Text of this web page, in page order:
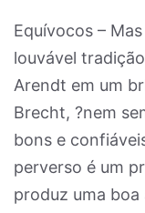
Equívocos –
louvável
Arendt em um
Brecht, ?nem
bons e
perverso é um
produz uma boa